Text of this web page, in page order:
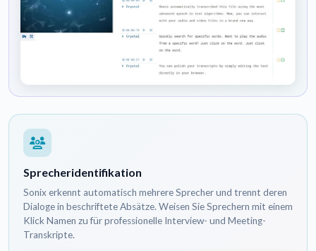
Sprecheridentifikation
Sonix erkennt automatisch mehrere Sprecher und trennt deren
Dialoge in beschriftete Absätze. Weisen Sie Sprechern mit einem
Klick Namen zu für professionelle Interview- und Meeting-
Transkripte.